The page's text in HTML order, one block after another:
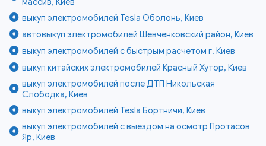
выкуп электромобилей Tesla Оболонь, Киев
автовыкуп электромобилей Шевченковский район, Киев
выкуп электромобилей с быстрым расчетом г. Киев
выкуп китайских электромобилей Красный Хутор, Киев
выкуп электромобилей после ДТП Никольская
Слободка, Киев
выкуп электромобилей Tesla Бортничи, Киев
выкуп электромобилей с выездом на осмотр Протасов
Яр, Киев